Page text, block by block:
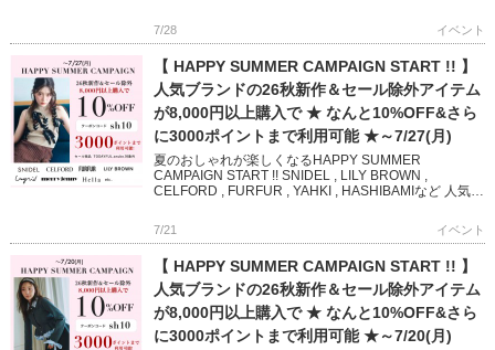
7/28 イベント
【 HAPPY SUMMER CAMPAIGN START !! 】
人気ブランドの26秋新作＆セール除外アイテム
が8,000円以上購入で ★ なんと10%OFF&さら
に3000ポイントまで利用可能 ★～7/27(月)
夏のおしゃれが楽しくなるHAPPY SUMMER
CAMPAIGN START !! SNIDEL , LILY BROWN ,
CELFORD , FURFUR , YAHKI , HASHIBAMIなど 人気ブ
7/21 イベント
【 HAPPY SUMMER CAMPAIGN START !! 】
人気ブランドの26秋新作＆セール除外アイテム
が8,000円以上購入で ★ なんと10%OFF&さら
に3000ポイントまで利用可能 ★～7/20(月)